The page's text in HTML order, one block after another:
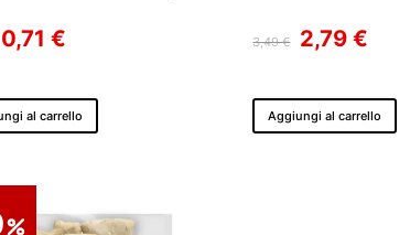
Il
era:
0,89 €.
0,71 €Il
è:
0,71 €.
al carrello
3,49€
Il
era:
3,49 €.
2,79€
è:
2,79 €.
Aggiungi al carrello